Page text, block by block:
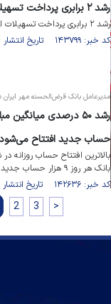
رشد ۲ برابری پرداخت تسهیلات ازدواج در بانک مهر ایران
رشد ۲ برابری پرداخت تسهیلات ازدواج در بانک مهر ایران
کد خبر: ۱۴۳۷۹۹ تاریخ انتشار : ۱۴۰۱/۰۹/۱۴
مدیرعامل بانک قرض‌الحسنه مهر ایران
حساب جدید افتتاح می‌شود
بالاترین افتتاح حساب روزانه
بانک هر روز ۹ هزار حساب جدید افتتاح می‌کند.
کد خبر: ۱۴۲۶۳۶ تاریخ انتشار : ۱۴۰۱/۰۸/۱۶
2 3 >